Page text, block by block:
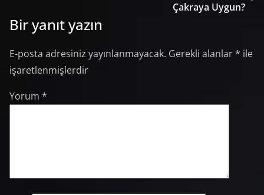
Çakraya Uygun?
Bir yanıt yazın
E-posta adresiniz yayınlanmayacak. Gerekli alanlar* ile
işaretlenmişlerdir
Yorum *